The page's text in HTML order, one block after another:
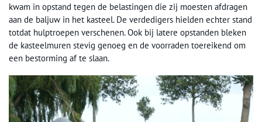
kwam in opstand tegen de belastingen die zij moesten afdragen
aan de baljuw in het kasteel. De verdedigers hielden echter stand
totdat hulptroepen verschenen. Ook bij latere opstanden bleken
de kasteelmuren stevig genoeg en de voorraden toereikend om
een bestorming af te slaan.